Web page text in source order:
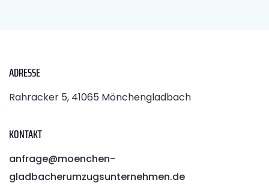
ADRESSE
Rahracker 5, 41065 Mönchengladbach
KONTAKT
anfrage@moenchen­
gladbacherumzugsunternehmen.de